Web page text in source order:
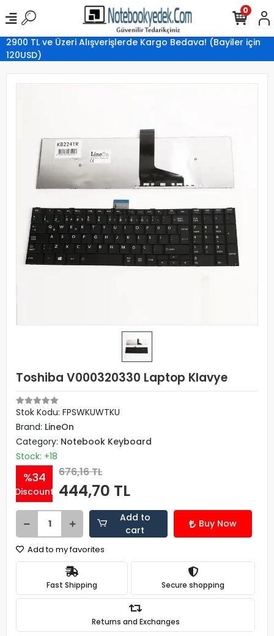
2900 TL ve Üzeri Alışverişlerde Kargo Bedava! (Bayiler için
120USD)
0
Toshiba V000320330 Laptop Klavye
Stok Kodu: FPSWKUWTKU
Brand: LineOn
Category: Notebook Keyboard
Stock: +18
%34
Discount
676,16 TL
444,70 TL
Add to
cart
Buy Now
Add to my favorites
Fast Shipping Secure shopping
Returns and Exchanges